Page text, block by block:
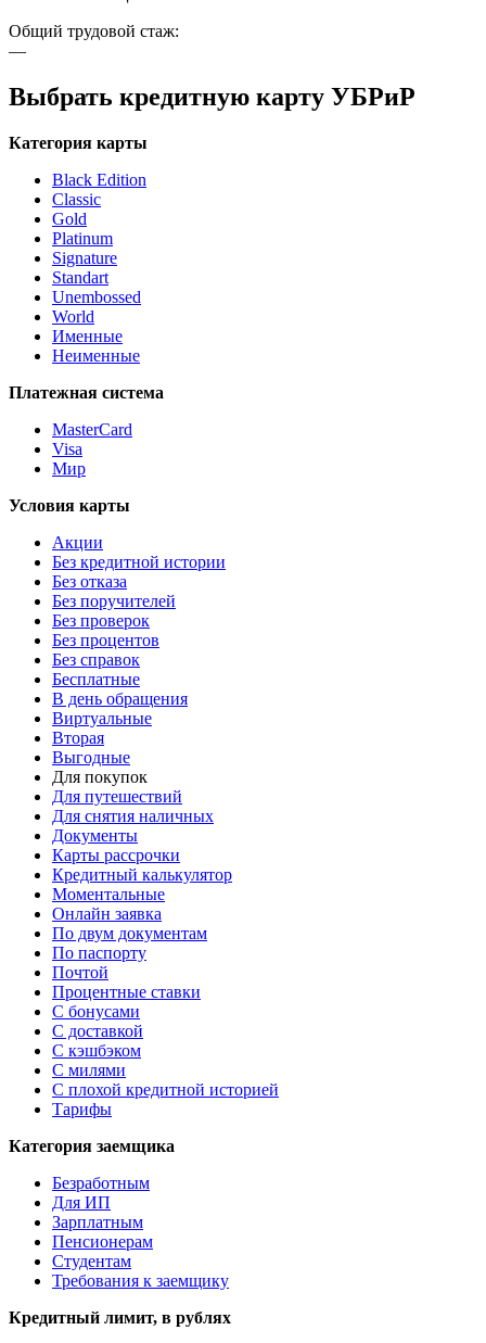
Общий трудовой стаж:
—
Выбрать кредитную карту УБРиР
Категория карты
Black Edition
Classic
Gold
Platinum
Signature
Standart
Unembossed
World
Именные
Неименные
Платежная система
MasterCard
Visa
Мир
Условия карты
Акции
Без кредитной истории
Без отказа
Без поручителей
Без проверок
Без процентов
Без справок
Бесплатные
В день обращения
Виртуальные
Вторая
Выгодные
Для покупок
Для путешествий
Для снятия наличных
Документы
Карты рассрочки
Кредитный калькулятор
Моментальные
Онлайн заявка
По двум документам
По паспорту
Почтой
Процентные ставки
С бонусами
С доставкой
С кэшбэком
С милями
С плохой кредитной историей
Тарифы
Категория заемщика
Безработным
Для ИП
Зарплатным
Пенсионерам
Студентам
Требования к заемщику
Кредитный лимит, в рублях